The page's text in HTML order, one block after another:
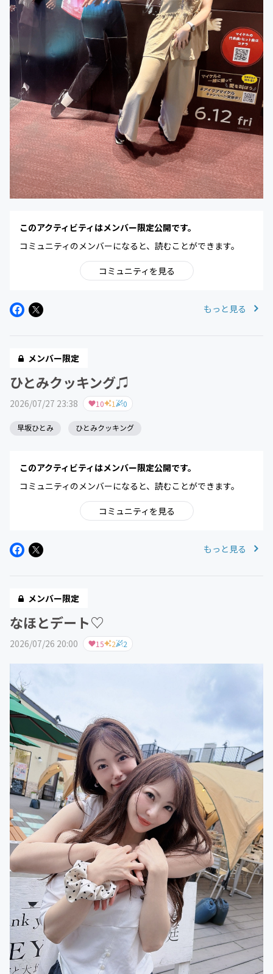
このアクティビティはメンバー限定公開です。
コミュニティのメンバーになると、読むことができます。
コミュニティを見る
もっと見る
メンバー限定
ひとみクッキング♫
2026/07/27 23:38 10 1 0
早坂ひとみ ひとみクッキング
このアクティビティはメンバー限定公開です。
コミュニティのメンバーになると、読むことができます。
コミュニティを見る
もっと見る
メンバー限定
なほとデート♡
2026/07/26 20:00 15 2 2